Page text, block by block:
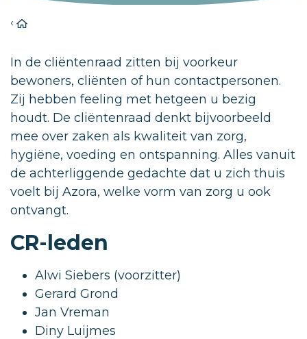
In de cliëntenraad zitten bij voorkeur
bewoners, cliënten of hun contactpersonen.
Zij hebben feeling met hetgeen u bezig
houdt. De cliëntenraad denkt bijvoorbeeld
mee over zaken als kwaliteit van zorg,
hygiëne, voeding en ontspanning. Alles vanuit
de achterliggende gedachte dat u zich thuis
voelt bij Azora, welke vorm van zorg u ook
ontvangt.
CR-leden
Alwi Siebers (voorzitter)
Gerard Grond
Jan Vreman
Diny Luijmes